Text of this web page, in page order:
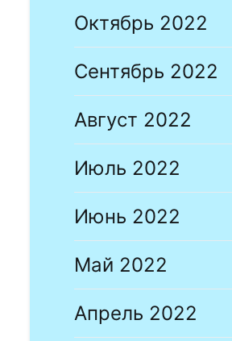
Октябрь 2022
Сентябрь 2022
Август 2022
Июль 2022
Июнь 2022
Май 2022
Апрель 2022